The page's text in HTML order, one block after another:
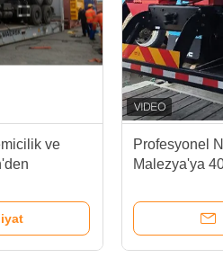
ve
Profesyonel
Malezya'ya